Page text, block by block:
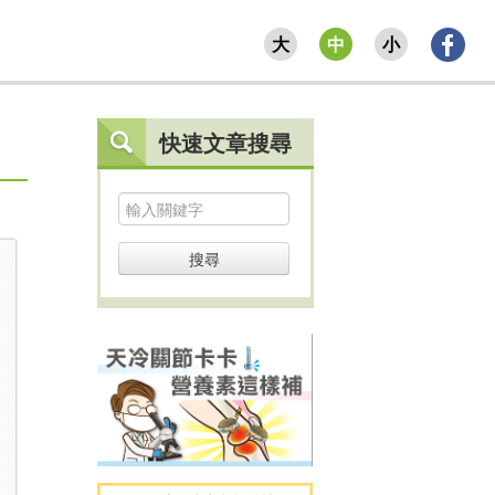
大 中 小
快速文章搜尋
搜尋